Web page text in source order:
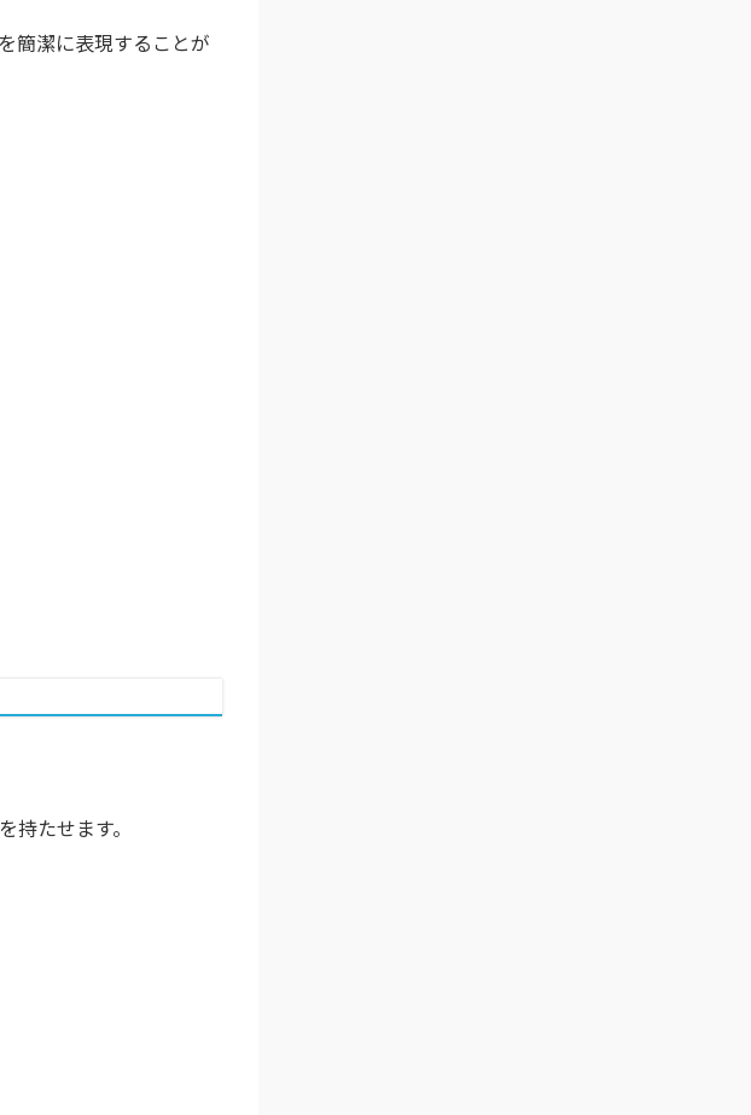
簡潔に表現することが
たせます。